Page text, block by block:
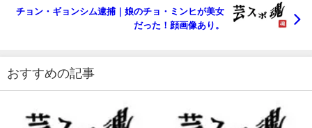
チョン・ギョンシム逮捕｜娘のチョ・ミンヒが美女
だった！顔画像あり。
おすすめの記事